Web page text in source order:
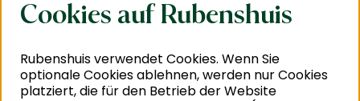
Der Antwerpener Tulpenzwiebelverein
Aktenbündel eines Notars gibt Aufschluss. Darin
werden 17 reiche Antwerpener Zweibelfans erwähnt,
die – sage und schreibe – fast alle irgendwie eine
Cookies auf Rubenshuis
Rubenshuis verwendet Cookies. Wenn Sie
optionale Cookies ablehnen, werden nur Cookies
platziert, die für den Betrieb der Website